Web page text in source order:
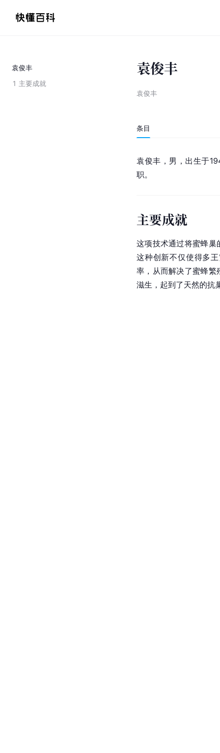
袁俊丰
1 主要成就
袁俊丰
袁俊丰
条目
袁俊丰，男，出生于
职。
主要成就
这项技术通过将蜜蜂巢
这种创新不仅使得多
率，从而解决了蜜蜂
滋生，起到了天然的抗